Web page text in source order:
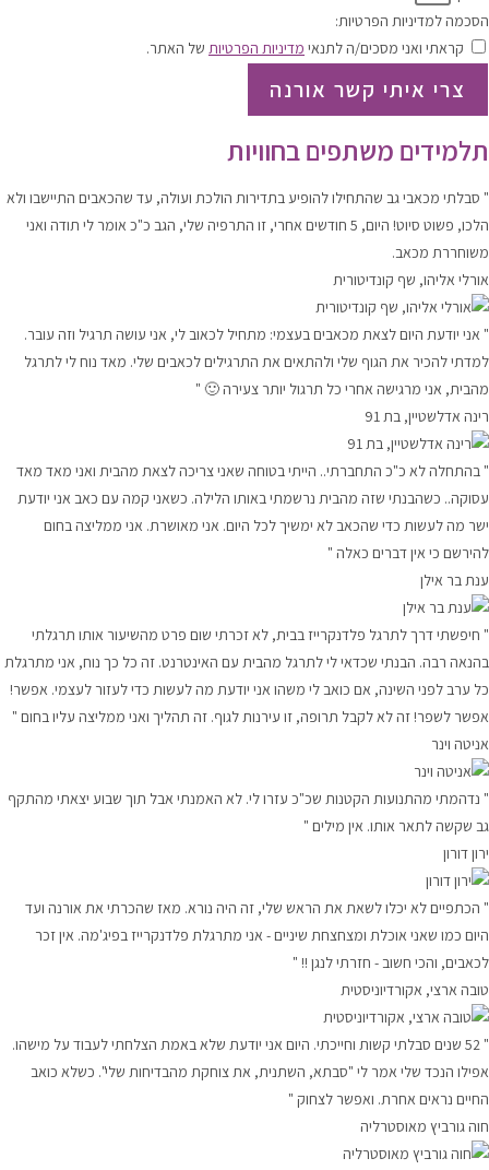
הסכמה למדיניות הפרטיות:
קראתי ואני מסכים/ה לתנאי מדיניות הפרטיות של האתר.
צרי איתי קשר אורנה
תלמידים משתפים בחוויות
" סבלתי מכאבי גב שהתחילו להופיע בתדירות הולכת ועולה, עד שהכאבים התיישבו ולא
הלכו, פשוט סיוט! היום, 5 חודשים אחרי, זו התרפיה שלי, הגב כ"כ אומר לי תודה ואני
משוחררת מכאב.
אורלי אליהו, שף קונדיטורית
" אני יודעת היום לצאת מכאבים בעצמי: מתחיל לכאוב לי, אני עושה תרגיל וזה עובר.
למדתי להכיר את הגוף שלי ולהתאים את התרגילים לכאבים שלי. מאד נוח לי לתרגל
מהבית, אני מרגישה אחרי כל תרגול יותר צעירה 🙂 "
רינה אדלשטיין, בת 91
" בהתחלה לא כ"כ התחברתי.. הייתי בטוחה שאני צריכה לצאת מהבית ואני מאד מאד
עסוקה.. כשהבנתי שזה מהבית נרשמתי באותו הלילה. כשאני קמה עם כאב אני יודעת
ישר מה לעשות כדי שהכאב לא ימשיך לכל היום. אני מאושרת. אני ממליצה בחום
להירשם כי אין דברים כאלה "
ענת בר אילן
" חיפשתי דרך לתרגל פלדנקרייז בבית, לא זכרתי שום פרט מהשיעור אותו תרגלתי
בהנאה רבה. הבנתי שכדאי לי לתרגל מהבית עם האינטרנט. זה כל כך נוח, אני מתרגלת
כל ערב לפני השינה, אם כואב לי משהו אני יודעת מה לעשות כדי לעזור לעצמי. אפשר!
אפשר לשפר! זה לא לקבל תרופה, זו עירנות לגוף. זה תהליך ואני ממליצה עליו בחום "
אניטה וינר
" נדהמתי מהתנועות הקטנות שכ"כ עזרו לי. לא האמנתי אבל תוך שבוע יצאתי מהתקף
גב שקשה לתאר אותו. אין מילים "
ירון דורון
" הכתפיים לא יכלו לשאת את הראש שלי, זה היה נורא. מאז שהכרתי את אורנה ועד
היום כמו שאני אוכלת ומצחצחת שיניים - אני מתרגלת פלדנקרייז בפיג'מה. אין זכר
לכאבים, והכי חשוב - חזרתי לנגן !! "
טובה ארצי, אקורדיוניסטית
" 52 שנים סבלתי קשות וחייכתי. היום אני יודעת שלא באמת הצלחתי לעבוד על מישהו.
אפילו הנכד שלי אמר לי "סבתא, השתנית, את צוחקת מהבדיחות שלי". כשלא כואב
החיים נראים אחרת. ואפשר לצחוק "
חוה גורביץ מאוסטרליה